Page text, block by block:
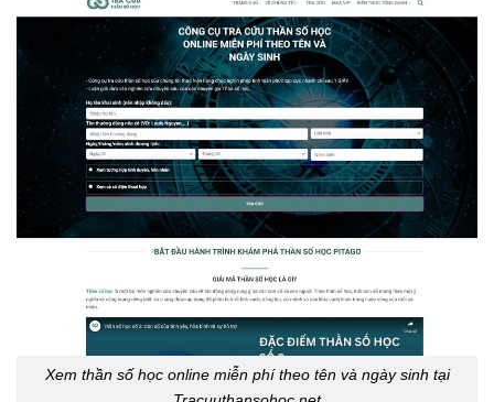
Xem thần số học online miễn phí theo tên và ngày sinh tại